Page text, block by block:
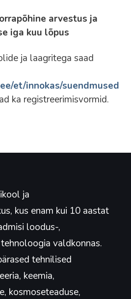
arvestus ja
iga kuu lõpus
ja laagritega saad
et/innokas/suendmused
ka registreerimisvormid.
ja
kus enam kui 10 aastat
loodus-,
valdkonnas.
tehnilised
keemia,
kosmoseteaduse,